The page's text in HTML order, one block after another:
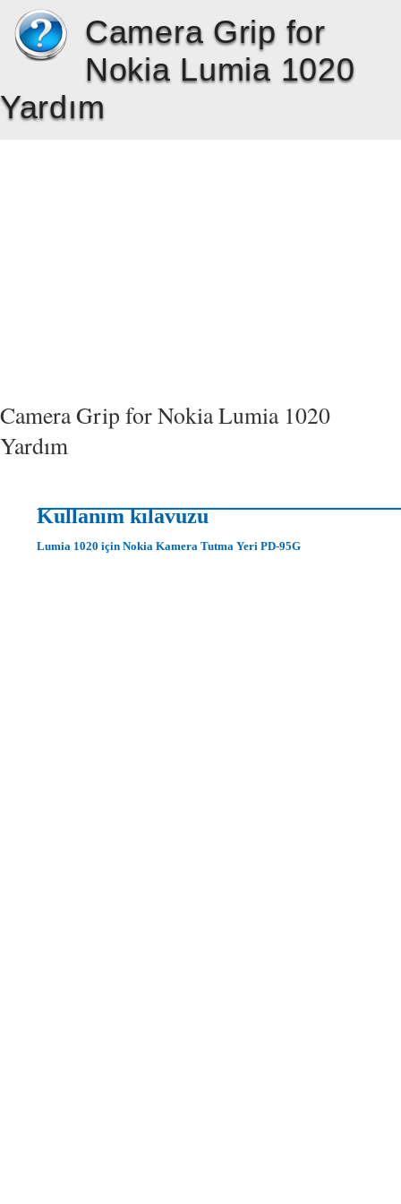
Camera Grip for
Nokia Lumia 1020
Yardım
Camera Grip for Nokia Lumia 1020
Yardım
Kullanım kılavuzu
Lumia 1020 için Nokia Kamera Tutma Yeri PD-95G